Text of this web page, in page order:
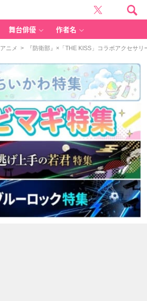
舞台俳優 作者名
アニメ > 『防衛部』×「THE KISS」コラボアクセサ